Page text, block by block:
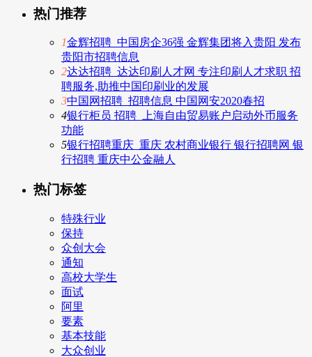
热门推荐
1金辉招聘_中国房企36强 金辉集团将入贵阳 发布
贵阳市招聘信息
2达达招聘_达达印刷人才网 专注印刷人才求职 招
聘服务,助推中国印刷业的发展
3中国网招聘_招聘信息 中国网安2020春招
4银行柜员 招聘_上海自由贸易账户启动外币服务
功能
5银行招聘重庆_重庆 农村商业银行 银行招聘网 银
行招聘 重庆中公金融人
热门标签
特殊行业
保持
众创大会
通知
高校大学生
面试
阿里
要素
基本技能
大众创业